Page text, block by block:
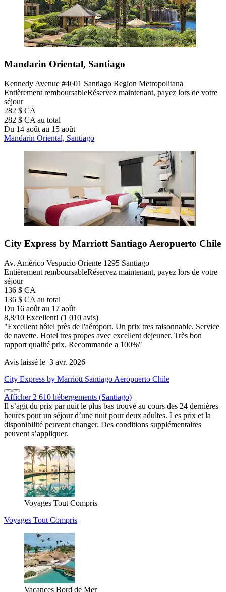
Mandarin Oriental, Santiago
Kennedy Avenue #4601 Santiago Region Metropolitana
Entièrement remboursableRéservez maintenant, payez lors de votre
séjour
282 $ CA
282 $ CA au total
Du 14 août au 15 août
Mandarin Oriental, Santiago
City Express by Marriott Santiago Aeropuerto Chile
Av. Américo Vespucio Oriente 1295 Santiago
Entièrement remboursableRéservez maintenant, payez lors de votre
séjour
136 $ CA
136 $ CA au total
Du 16 août au 17 août
8,8/10 Excellent! (1 010 avis)
"Excellent hôtel près de l'aéroport. Un prix tres raisonnable. Service
de navette. Hotel tres propes avec excellent dejeuner. Très bon
rapport qualité prix. Recommande a 100%"
Avis laissé le 3 avr. 2026
City Express by Marriott Santiago Aeropuerto Chile
Afficher 2 610 hébergements (Santiago)
Il s’agit du prix par nuit le plus bas trouvé au cours des 24 dernières
heures pour un séjour d’une nuit pour deux adultes. Les prix et la
disponibilité peuvent changer. Des conditions supplémentaires
peuvent s’appliquer.
Voyages Tout Compris
Voyages Tout Compris
Vacances Bord de Mer